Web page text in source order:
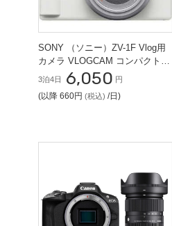
SONY （ソニー）ZV-1F Vlog用
カメラ VLOGCAM コンパクトカ
メラ
3泊4日 6,050 円
(以降 660円 (税込) /日)